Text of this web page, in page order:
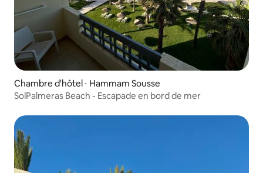
Chambre d'hôtel ⋅ Hammam Sousse
SolPalmeras Beach - Escapade en bord de mer